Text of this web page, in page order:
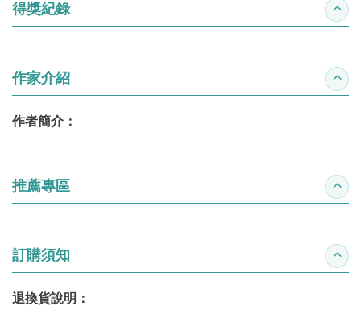
得獎紀錄 收合
作家介紹 收合
作者簡介：
推薦專區 收合
訂購須知 收合
退換貨說明：